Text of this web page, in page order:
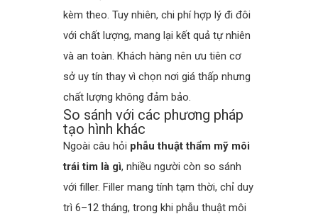
kèm theo. Tuy nhiên, chi phí hợp lý đi đôi
với chất lượng, mang lại kết quả tự nhiên
và an toàn. Khách hàng nên ưu tiên cơ
sở uy tín thay vì chọn nơi giá thấp nhưng
chất lượng không đảm bảo.
So sánh với các phương pháp
tạo hình khác
Ngoài câu hỏi phẫu thuật thẩm mỹ môi
trái tim là gì, nhiều người còn so sánh
với filler. Filler mang tính tạm thời, chỉ duy
trì 6–12 tháng, trong khi phẫu thuật môi